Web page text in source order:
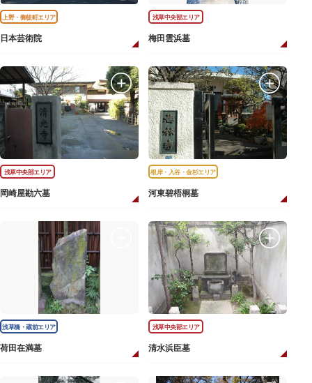
上野・御徒町エリア
日本芸術院
浅草中央部エリア
梅田雲浜墓
浅草中央部エリア
岡崎屋勘六墓
根岸・入谷・金杉エリア
河東碧梧桐墓
浅草橋・蔵前エリア
荷田在満墓
浅草中央部エリア
清水浜臣墓